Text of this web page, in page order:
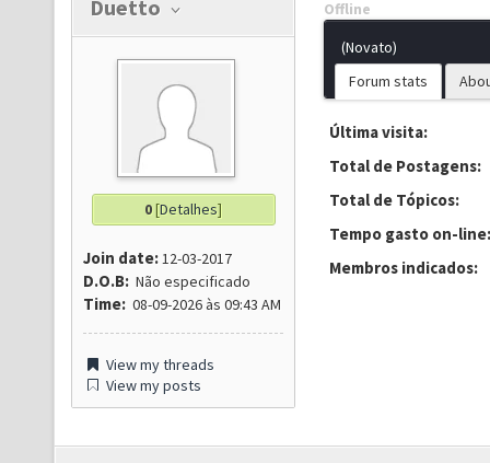
Duetto
0[Detalhes]
Join date:12-03-2017
D.O.B: Não especificado
Time: 08-09-2026 às 09:43 AM
View my threads
View my posts
Offline
(Novato)
Forum stats
Última visita:
Total de Postagens:
Total de Tópicos:
Tempo gasto on-line:
Membros indicados: